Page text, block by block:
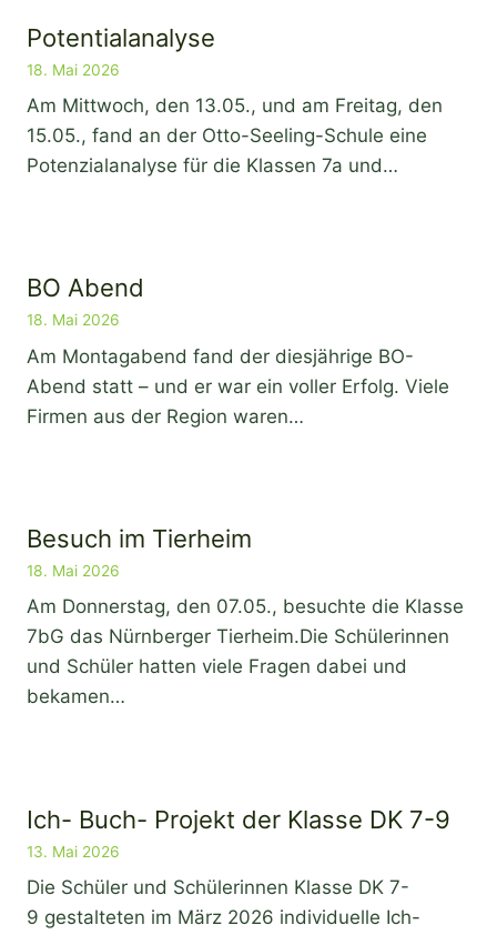
Potentialanalyse
18. Mai 2026
Am Mittwoch, den 13.05., und am Freitag, den
15.05., fand an der Otto-Seeling-Schule eine
Potenzialanalyse für die Klassen 7a und…
BO Abend
18. Mai 2026
Am Montagabend fand der diesjährige BO-
Abend statt – und er war ein voller Erfolg. Viele
Firmen aus der Region waren…
Besuch im Tierheim
18. Mai 2026
Am Donnerstag, den 07.05., besuchte die Klasse
7bG das Nürnberger Tierheim.Die Schülerinnen
und Schüler hatten viele Fragen dabei und
bekamen…
Ich- Buch- Projekt der Klasse DK 7-9
13. Mai 2026
Die Schüler und Schülerinnen Klasse DK 7-
9 gestalteten im März 2026 individuelle Ich-